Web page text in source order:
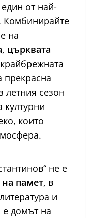
от най-
Комбинирайте
на
, църквата
прекрасна
сезон
културни
които
не е
на памет, в
и
е домът на